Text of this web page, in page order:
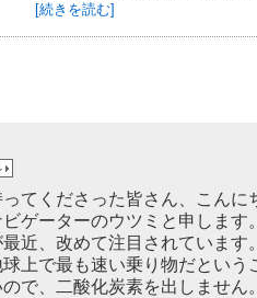
[続きを読む]
てくださった皆さん、こんに
ゲーターのウツミと申します
近、改めて注目されています
上で最も速い乗り物だという
で、二酸化炭素を出しません